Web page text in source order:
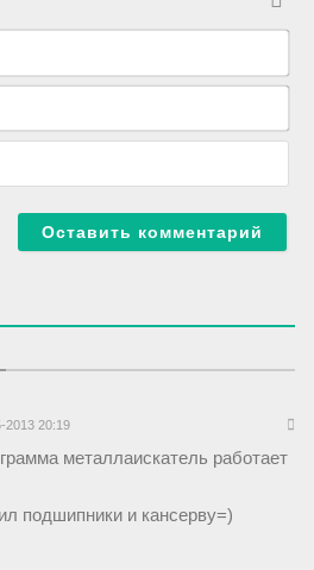
И
я
E
a
2013 20:19
металлаискатель работает
подшипники и кансерву=)